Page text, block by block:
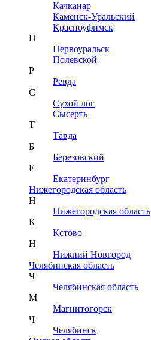
Качканар
Каменск-Уральский
Красноуфимск
П
Первоуральск
Полевской
Р
Ревда
С
Сухой лог
Сысерть
Т
Тавда
Б
Березовский
Е
Екатеринбург
Нижегородская область
Н
Нижегородская область
К
Кстово
Н
Нижний Новгород
Челябинская область
Ч
Челябинская область
М
Магнитогорск
Ч
Челябинск